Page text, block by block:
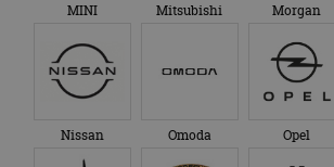
MINI Mitsubishi Morgan
Nissan Omoda Opel